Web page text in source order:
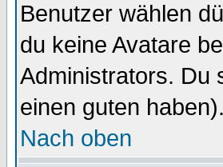
Benutzer wählen
du keine Avatare
Administrators. Du
einen guten haben).
Nach oben